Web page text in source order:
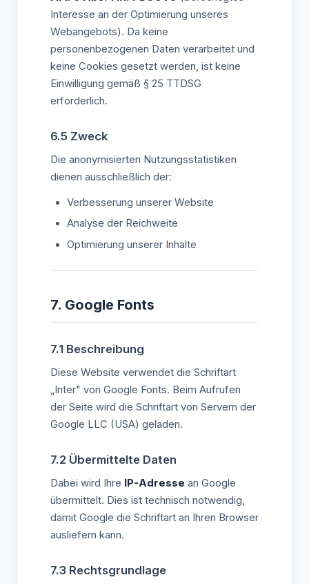
Interesse an der Optimierung unseres
Webangebots). Da keine
personenbezogenen Daten verarbeitet und
keine Cookies gesetzt werden, ist keine
Einwilligung gemäß § 25 TTDSG
erforderlich.
6.5 Zweck
Die anonymisierten Nutzungsstatistiken
dienen ausschließlich der:
Verbesserung unserer Website
Analyse der Reichweite
Optimierung unserer Inhalte
7. Google Fonts
7.1 Beschreibung
Diese Website verwendet die Schriftart
„Inter" von Google Fonts. Beim Aufrufen
der Seite wird die Schriftart von Servern der
Google LLC (USA) geladen.
7.2 Übermittelte Daten
Dabei wird Ihre IP-Adresse an Google
übermittelt. Dies ist technisch notwendig,
damit Google die Schriftart an Ihren Browser
ausliefern kann.
7.3 Rechtsgrundlage